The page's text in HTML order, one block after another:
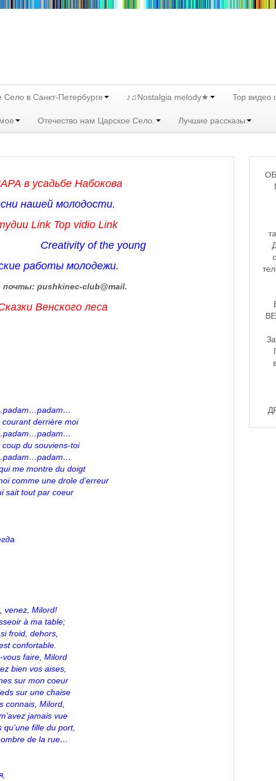
Село в Санкт-Петербурге ♪♫Nostalgia melody★ Top видео
Отечество нам Царское Село. Лучшие рассказы
в усадьбе Набокова
нашей молодости.
Link Top vidio Link
Creativity of the young
работы молодежи.
почты: pushkinec-club@mail.
Венского леса
courant derrière moi
coup du souviens-toi
me montre du doigt
comme une drole d’erreur
sait tout par coeur
venez, Milord!
à ma table;
froid, dehors,
confortable.
vous faire, Milord
bien vos aises,
sur mon coeur
sur une chaise
connais, Milord,
jamais vue
qu’une fille du port,
ombre de la rue…